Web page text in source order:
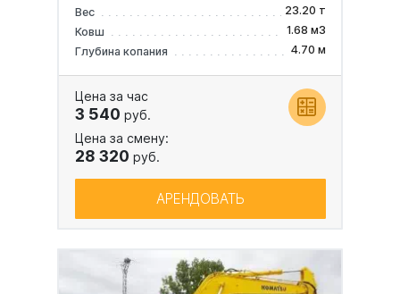
Вес
23.20 т
Ковш
1.68 м3
Глубина копания
4.70 м
Цена за час
3 540 руб.
Цена за смену:
28 320 руб.
АРЕНДОВАТЬ